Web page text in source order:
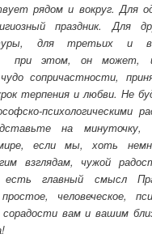
рядом и вокруг. Для
праздник. Для
для третьих и
при этом, он может,
сопричастности,
терпения и любви. Не
психологическими
на
если мы, хоть
взглядам, чужой
главный смысл
человеческое,
вам и вашим